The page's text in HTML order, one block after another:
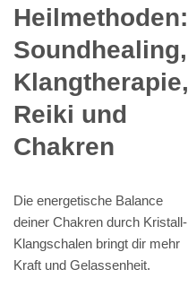
Heilmethoden:
Soundhealing,
Klangtherapie,
Reiki und
Chakren
Die energetische Balance
deiner Chakren durch Kristall-
Klangschalen bringt dir mehr
Kraft und Gelassenheit.